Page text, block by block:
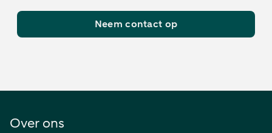
Neem contact op
Over ons